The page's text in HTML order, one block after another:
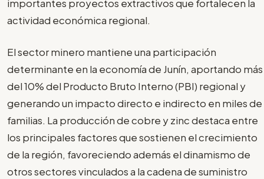
importantes proyectos extractivos que fortalecen la
actividad económica regional.
El sector minero mantiene una participación
determinante en la economía de Junín, aportando más
del 10% del Producto Bruto Interno (PBI) regional y
generando un impacto directo e indirecto en miles de
familias. La producción de cobre y zinc destaca entre
los principales factores que sostienen el crecimiento
de la región, favoreciendo además el dinamismo de
otros sectores vinculados a la cadena de suministro